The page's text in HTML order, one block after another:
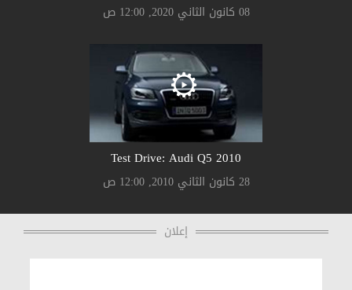
08 كانون الثاني 2020, 12:00 ص
Test Drive: Audi Q5 2010
28 كانون الثاني 2010, 12:00 ص
إعلان